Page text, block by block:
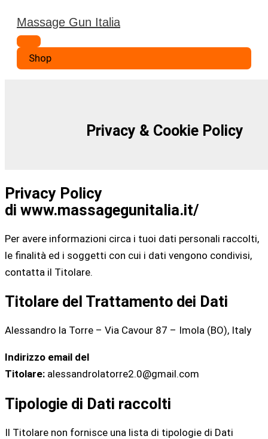
contenuto
Massage Gun Italia
Menu
principale
Shop
Privacy & Cookie Policy
Privacy Policy
di www.massagegunitalia.it/
Per avere informazioni circa i tuoi dati personali raccolti,
le finalità ed i soggetti con cui i dati vengono condivisi,
contatta il Titolare.
Titolare del Trattamento dei Dati
Alessandro la Torre – Via Cavour 87 – Imola (BO), Italy
Indirizzo email del
Titolare: alessandrolatorre2.0@gmail.com
Tipologie di Dati raccolti
Il Titolare non fornisce una lista di tipologie di Dati